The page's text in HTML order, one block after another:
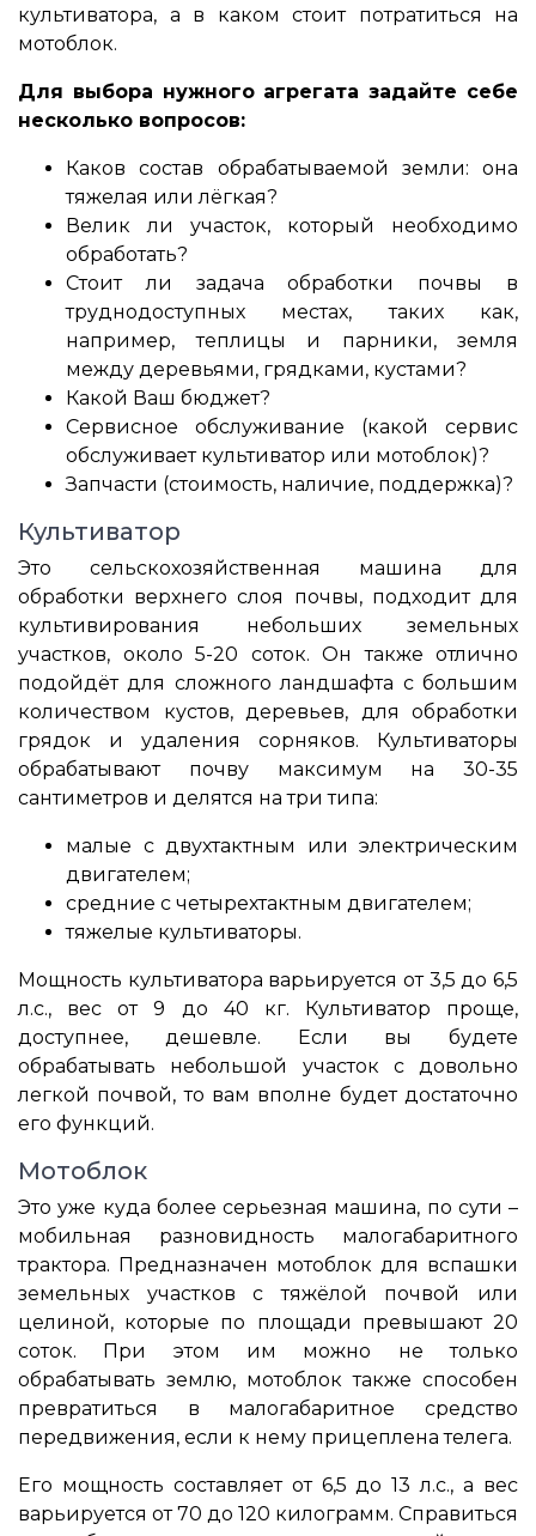
культиватора, а в каком стоит потратиться на
мотоблок.
Для выбора нужного агрегата задайте себе
несколько вопросов:
Каков состав обрабатываемой земли: она
тяжелая или лёгкая?
Велик ли участок, который необходимо
обработать?
Стоит ли задача обработки почвы в
труднодоступных местах, таких как,
например, теплицы и парники, земля
между деревьями, грядками, кустами?
Какой Ваш бюджет?
Сервисное обслуживание (какой сервис
обслуживает культиватор или мотоблок)?
Запчасти (стоимость, наличие, поддержка)?
Культиватор
Это сельскохозяйственная машина для
обработки верхнего слоя почвы, подходит для
культивирования небольших земельных
участков, около 5-20 соток. Он также отлично
подойдёт для сложного ландшафта с большим
количеством кустов, деревьев, для обработки
грядок и удаления сорняков. Культиваторы
обрабатывают почву максимум на 30-35
сантиметров и делятся на три типа:
малые с двухтактным или электрическим
двигателем;
средние с четырехтактным двигателем;
тяжелые культиваторы.
Мощность культиватора варьируется от 3,5 до 6,5
л.с., вес от 9 до 40 кг. Культиватор проще,
доступнее, дешевле. Если вы будете
обрабатывать небольшой участок с довольно
легкой почвой, то вам вполне будет достаточно
его функций.
Мотоблок
Это уже куда более серьезная машина, по сути –
мобильная разновидность малогабаритного
трактора. Предназначен мотоблок для вспашки
земельных участков с тяжёлой почвой или
целиной, которые по площади превышают 20
соток. При этом им можно не только
обрабатывать землю, мотоблок также способен
превратиться в малогабаритное средство
передвижения, если к нему прицеплена телега.
Его мощность составляет от 6,5 до 13 л.с., а вес
варьируется от 70 до 120 килограмм. Справиться